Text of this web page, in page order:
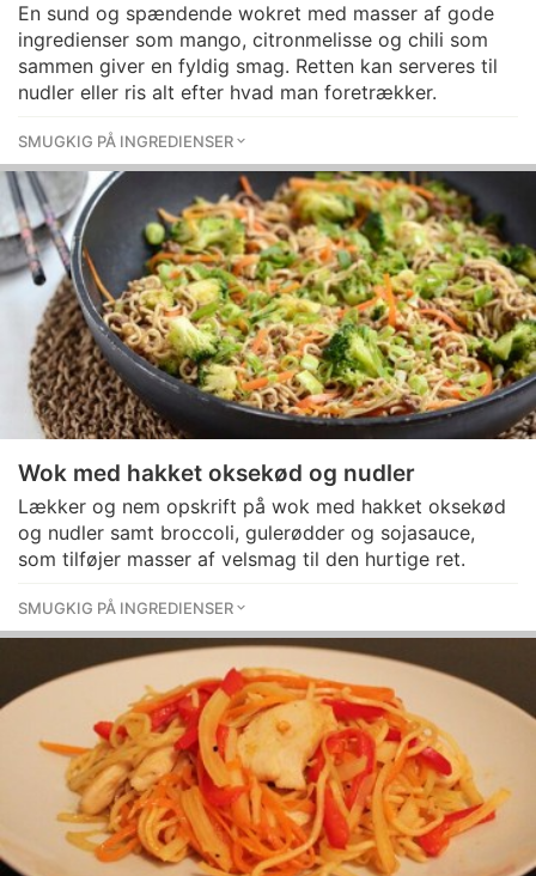
En sund og spændende wokret med masser af gode
ingredienser som mango, citronmelisse og chili som
sammen giver en fyldig smag. Retten kan serveres til
nudler eller ris alt efter hvad man foretrækker.
SMUGKIG PÅ INGREDIENSER
Wok med hakket oksekød og nudler
Lækker og nem opskrift på wok med hakket oksekød
og nudler samt broccoli, gulerødder og sojasauce,
som tilføjer masser af velsmag til den hurtige ret.
SMUGKIG PÅ INGREDIENSER